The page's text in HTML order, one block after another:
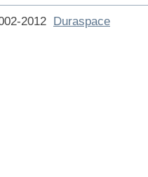
2012 Duraspace